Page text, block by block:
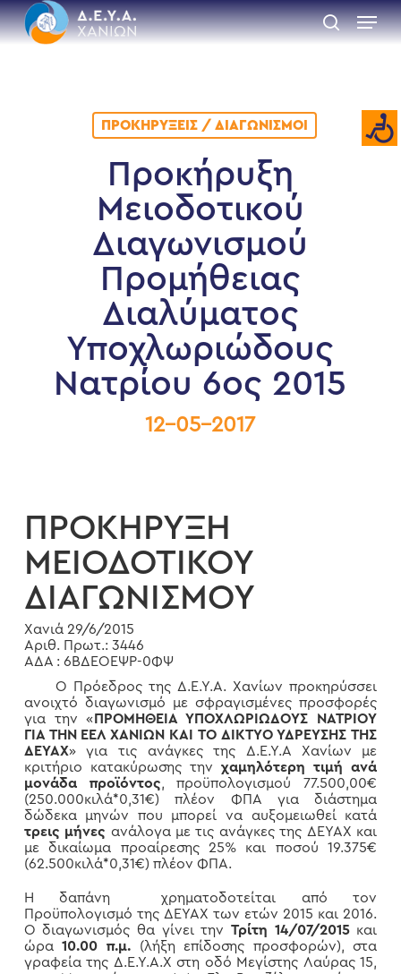
Skip
to
main
search
Menu
ΠΡΟΚΗΡΎΞΕΙΣ / ΔΙΑΓΩΝΙΣΜΟΊ
Προκήρυξη
Μειοδοτικού
Διαγωνισμού
Προμήθειας
Διαλύματος
Υποχλωριώδους
Νατρίου 6ος 2015
12-05-2017
ΠΡΟΚΗΡΥΞΗ
ΜΕΙΟΔΟΤΙΚΟΥ
ΔΙΑΓΩΝΙΣΜΟΥ
Χανιά 29/6/2015
Αριθ. Πρωτ.: 3446
ΑΔΑ : 6ΒΔΕΟΕΨΡ-0ΦΨ
Ο Πρόεδρος της Δ.Ε.Υ.Α. Χανίων προκηρύσσει
ανοιχτό διαγωνισμό με σφραγισμένες προσφορές
για την « ΠΡΟΜΗΘΕΙΑ ΥΠΟΧΛΩΡΙΩΔΟΥΣ ΝΑΤΡΙΟΥ
ΓΙΑ ΤΗΝ ΕΕΛ ΧΑΝΙΩΝ ΚΑΙ ΤΟ ΔΙΚΤΥΟ ΥΔΡΕΥΣΗΣ ΤΗΣ
ΔΕΥΑΧ» για τις ανάγκες της Δ.Ε.Υ.Α Χανίων με
κριτήριο κατακύρωσης τηνχαμηλότερη τιμή ανά
μονάδα προϊόντος, προϋπολογισμού 77.500,00€
(250.000κιλά*0,31€) πλέον ΦΠΑ για διάστημα
δώδεκα μηνών που μπορεί να αυξομειωθεί κατά
τρεις μήνες ανάλογα με τις ανάγκες της ΔΕΥΑΧ και
με δικαίωμα προαίρεσης 25% και ποσού 19.375€
(62.500κιλά*0,31€) πλέον ΦΠΑ.
Η δαπάνη χρηματοδοτείται από τον
Προϋπολογισμό της ΔΕΥΑΧ των ετών 2015 και 2016.
Ο διαγωνισμός θα γίνει την Τρίτη 14/07/2015και
ώρα10.00 π.μ.(λήξη επίδοσης προσφορών), στα
γραφεία της Δ.Ε.Υ.Α.Χ στη οδό Μεγίστης Λαύρας 15,